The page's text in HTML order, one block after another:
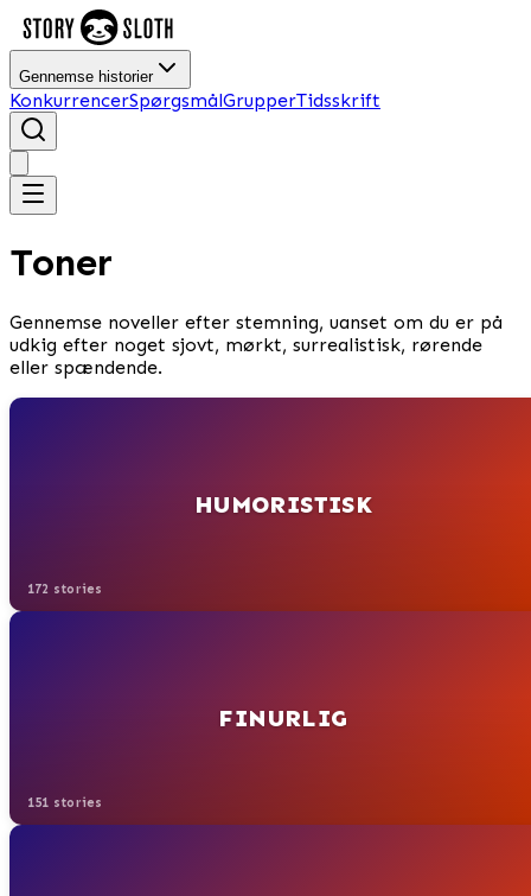
Gennemse historier
KonkurrencerSpørgsmålGrupperTidsskrift
Toner
Gennemse noveller efter stemning, uanset om du er på
udkig efter noget sjovt, mørkt, surrealistisk, rørende
eller spændende.
HUMORISTISK
172 stories
FINURLIG
151 stories